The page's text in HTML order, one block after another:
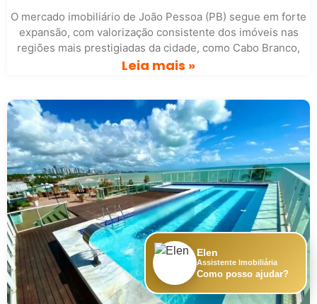
O mercado imobiliário de João Pessoa (PB) segue em forte
expansão, com valorização consistente dos imóveis nas
regiões mais prestigiadas da cidade, como Cabo Branco,
Leia mais »
Elen
Assistente Imobiliária
Como posso ajudar?